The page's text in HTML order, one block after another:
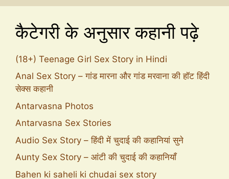
कैटेगरी के अनुसार कहानी पढ़े
(18+) Teenage Girl Sex Story in Hindi
Anal Sex Story – गांड मारना और गांड मरवाना की हॉट हिंदी
सेक्स कहानी
Antarvasna Photos
Antarvasna Sex Stories
Audio Sex Story – हिंदी में चुदाई की कहानियां सुने
Aunty Sex Story – आंटी की चुदाई की कहानियाँ
Bahen ki saheli ki chudai sex story